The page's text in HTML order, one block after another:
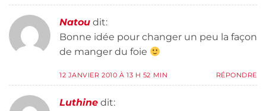
Natou dit:
Bonne idée pour changer un peu la façon
de manger du foie
12 JANVIER 2010 À 13 H 52 MIN RÉPONDRE
Luthine dit: